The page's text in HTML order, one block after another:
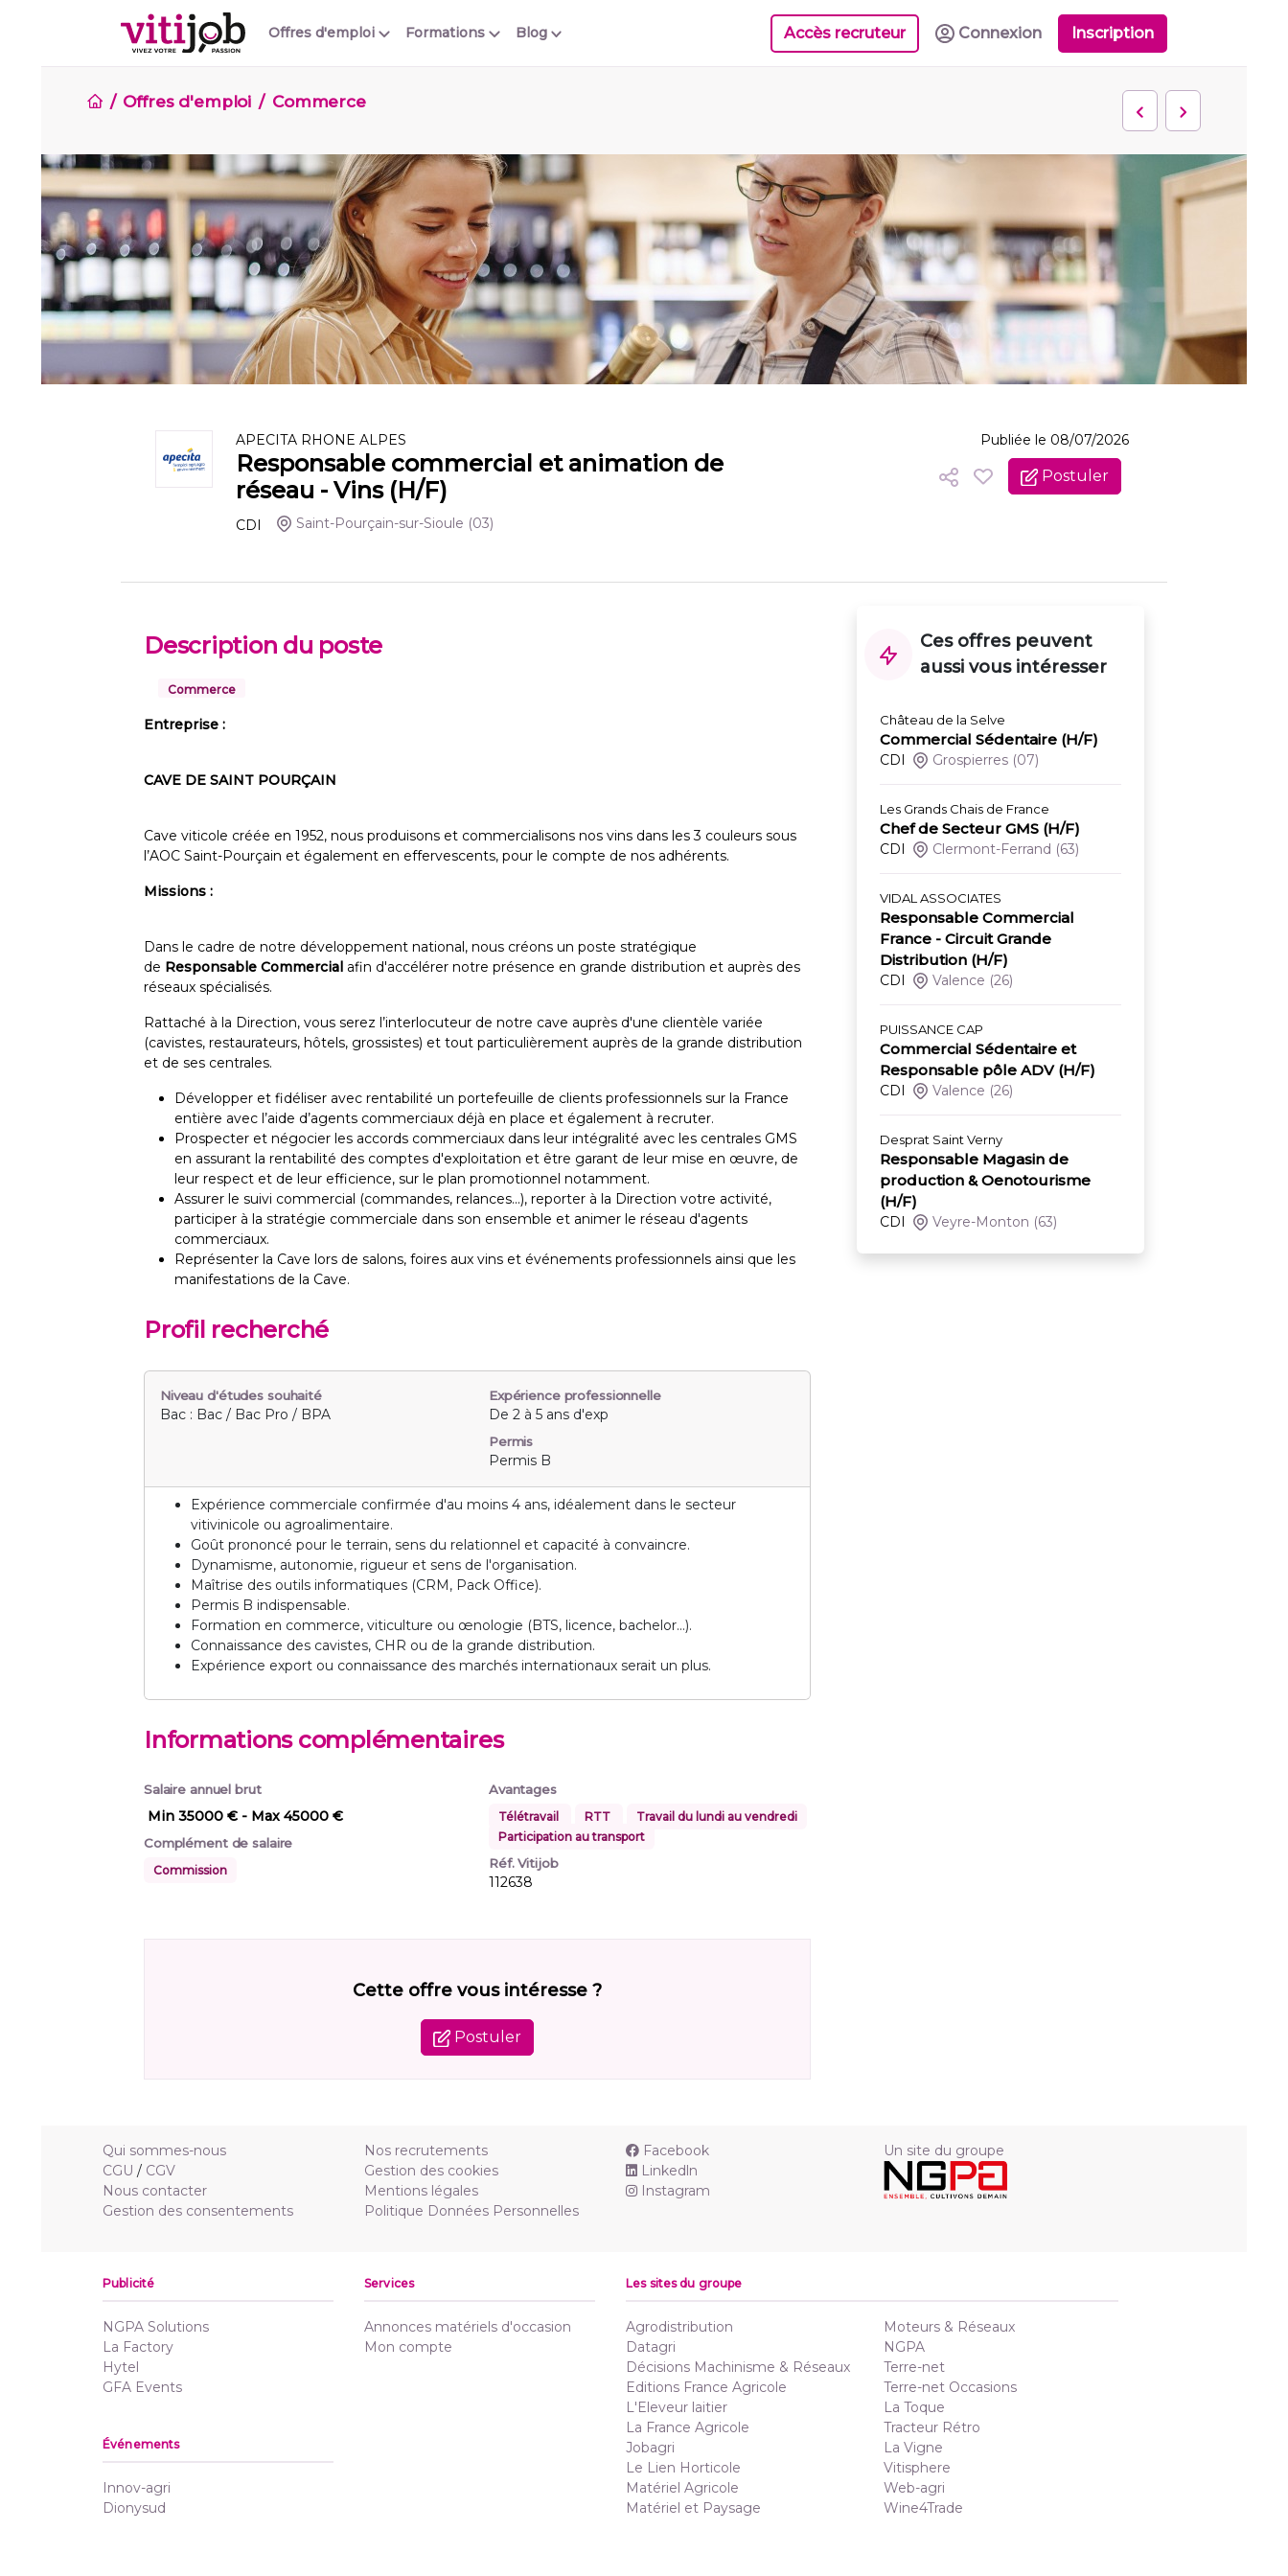
Offres d'emploi Blog
Formations Accès recruteur Connexion Inscription
Offres d'emploi Commerce
APECITA RHONE ALPES
Responsable commercial et animation de
réseau - Vins (H/F)
CDI Saint-Pourçain-sur-Sioule (03)
Publiée le 08/07/2026
Postuler
Description du poste
Commerce
Entreprise :
CAVE DE SAINT POURÇAIN
Cave viticole créée en 1952, nous produisons et commercialisons nos vins dans les 3 couleurs sous
l’AOC Saint-Pourçain et également en effervescents, pour le compte de nos adhérents.
Missions :
Dans le cadre de notre développement national, nous créons un poste stratégique
de Responsable Commercial afin d'accélérer notre présence en grande distribution et auprès des
réseaux spécialisés.
Rattaché à la Direction, vous serez l’interlocuteur de notre cave auprès d'une clientèle variée
(cavistes, restaurateurs, hôtels, grossistes) et tout particulièrement auprès de la grande distribution
et de ses centrales.
Développer et fidéliser avec rentabilité un portefeuille de clients professionnels sur la France
entière avec l’aide d’agents commerciaux déjà en place et également à recruter.
Prospecter et négocier les accords commerciaux dans leur intégralité avec les centrales GMS
en assurant la rentabilité des comptes d'exploitation et être garant de leur mise en œuvre, de
leur respect et de leur efficience, sur le plan promotionnel notamment.
Assurer le suivi commercial (commandes, relances...), reporter à la Direction votre activité,
participer à la stratégie commerciale dans son ensemble et animer le réseau d'agents
commerciaux.
Représenter la Cave lors de salons, foires aux vins et événements professionnels ainsi que les
manifestations de la Cave.
Profil recherché
Niveau d'études souhaité
Bac : Bac / Bac Pro / BPA
Expérience professionnelle
De 2 à 5 ans d'exp
Permis
Permis B
Expérience commerciale confirmée d'au moins 4 ans, idéalement dans le secteur
vitivinicole ou agroalimentaire.
Goût prononcé pour le terrain, sens du relationnel et capacité à convaincre.
Dynamisme, autonomie, rigueur et sens de l'organisation.
Maîtrise des outils informatiques (CRM, Pack Office).
Permis B indispensable.
Formation en commerce, viticulture ou œnologie (BTS, licence, bachelor...).
Connaissance des cavistes, CHR ou de la grande distribution.
Expérience export ou connaissance des marchés internationaux serait un plus.
Informations complémentaires
Salaire annuel brut
Min 35000 € - Max 45000 €
Complément de salaire
Commission
Avantages
Télétravail RTT
Travail du lundi au vendredi
Participation au transport
Réf. Vitijob
112638
Cette offre vous intéresse ?
Postuler
Ces offres peuvent
aussi vous intéresser
Château de la Selve
Commercial Sédentaire (H/F)
CDI Grospierres (07)
Les Grands Chais de France
Chef de Secteur GMS (H/F)
CDI Clermont-Ferrand (63)
VIDAL ASSOCIATES
Responsable Commercial
France - Circuit Grande
Distribution (H/F)
CDI Valence (26)
PUISSANCE CAP
Commercial Sédentaire et
Responsable pôle ADV (H/F)
CDI Valence (26)
Desprat Saint Verny
Responsable Magasin de
production & Oenotourisme
(H/F)
CDI Veyre-Monton (63)
Qui sommes-nous
CGU / CGV
Nous contacter
Gestion des consentements
Nos recrutements
Gestion des cookies
Mentions légales
Politique Données Personnelles
Facebook
Linkedln
Instagram
Un site du groupe
Publicité
NGPA Solutions
La Factory
Hytel
GFA Events
Services
Annonces matériels d'occasion
Mon compte
Événements
Innov-agri
Dionysud
Les sites du groupe
Agrodistribution
Datagri
Décisions Machinisme & Réseaux
Editions France Agricole
L'Eleveur laitier
La France Agricole
Jobagri
Le Lien Horticole
Matériel Agricole
Matériel et Paysage
Moteurs & Réseaux
NGPA
Terre-net
Terre-net Occasions
La Toque
Tracteur Rétro
La Vigne
Vitisphere
Web-agri
Wine4Trade